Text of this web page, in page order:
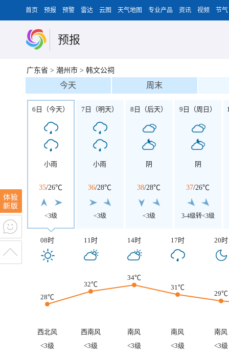
首页 预报 预警 雷达 云图 天气地图 专业产品 资讯 视频 节气
预报
广东省 > 潮州市 > 韩文公祠
今天 周末
6日（今天）
小雨
35/26℃
<3级
7日（明天）
小雨
36/28℃
<3级
8日（后天）
阴
38/28℃
<3级
9日（周日）
阴
37/26℃
3-4级转<3级
08时 11时 14时 17时 20时
28℃
32℃
34℃
31℃
29℃
西北风 西南风 南风 南风
南风
<3级
<3级 <3级 <3级 <3级